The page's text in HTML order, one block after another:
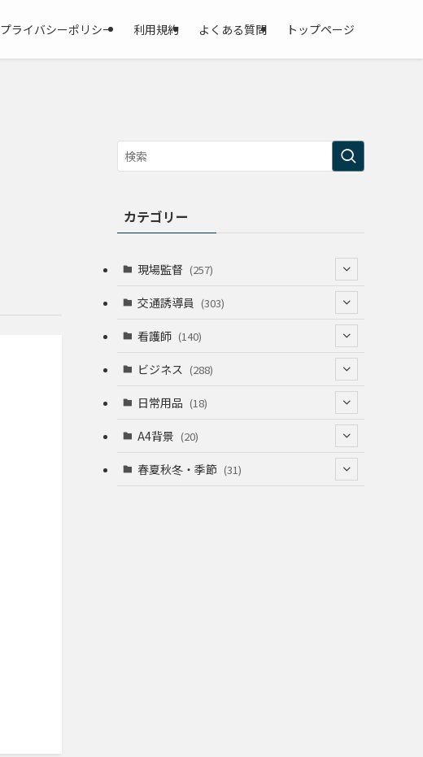
プライバシーポリシー 利用規約 よくある質問 トップページ
カテゴリー
現場監督 (257)
(52)
(74)
(68)
交通誘導員 (303)
(64)
(53)
(55)
看護師 (140)
(53)
(36)
(22)
ビジネス (288)
(120)
(12)
(49)
(8)
日常用品 (18)
(13)
A4背景 (20)
(5)
春夏秋冬・季節 (31)